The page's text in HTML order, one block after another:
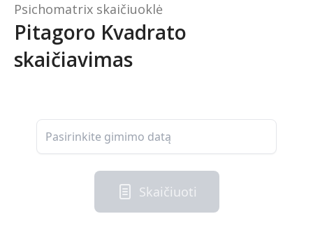
Psichomatrix skaičiuoklė
Pitagoro Kvadrato
skaičiavimas